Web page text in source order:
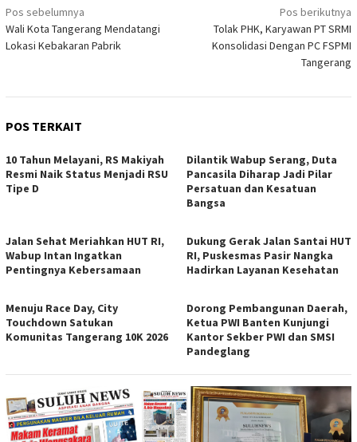
Navigasi
pos
Pos sebelumnya
Wali Kota Tangerang Mendatangi
Lokasi Kebakaran Pabrik
Pos berikutnya
Tolak PHK, Karyawan PT SRMI
Konsolidasi Dengan PC FSPMI
Tangerang
POS TERKAIT
10 Tahun Melayani, RS Makiyah
Resmi Naik Status Menjadi RSU
Tipe D
Dilantik Wabup Serang, Duta
Pancasila Diharap Jadi Pilar
Persatuan dan Kesatuan
Bangsa
Jalan Sehat Meriahkan HUT RI,
Wabup Intan Ingatkan
Pentingnya Kebersamaan
Dukung Gerak Jalan Santai HUT
RI, Puskesmas Pasir Nangka
Hadirkan Layanan Kesehatan
Menuju Race Day, City
Touchdown Satukan
Komunitas Tangerang 10K 2026
Dorong Pembangunan Daerah,
Ketua PWI Banten Kunjungi
Kantor Sekber PWI dan SMSI
Pandeglang